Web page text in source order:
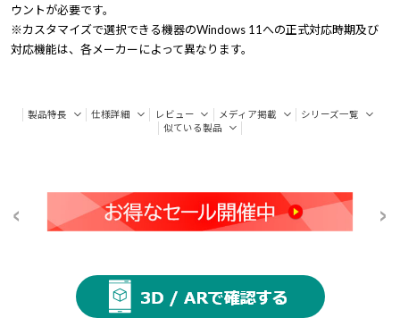
ウントが必要です。
※カスタマイズで選択できる機器のWindows 11への正式対応時期及び
対応機能は、各メーカーによって異なります。
製品特長 仕様詳細 レビュー メディア掲載
シリーズ一覧
似ている製品